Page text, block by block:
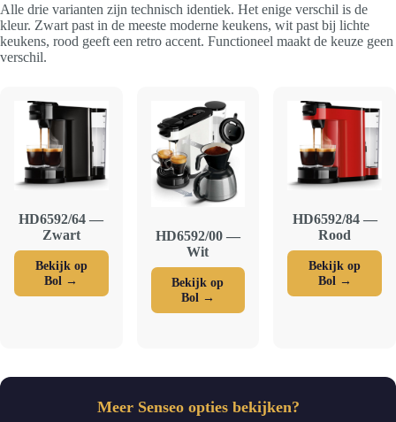
Alle drie varianten zijn technisch identiek. Het enige verschil is de
kleur. Zwart past in de meeste moderne keukens, wit past bij lichte
keukens, rood geeft een retro accent. Functioneel maakt de keuze geen
verschil.
HD6592/64 —
Zwart
Bekijk op
Bol →
HD6592/00 —
Wit
Bekijk op
Bol →
HD6592/84 —
Rood
Bekijk op
Bol →
Meer Senseo opties bekijken?